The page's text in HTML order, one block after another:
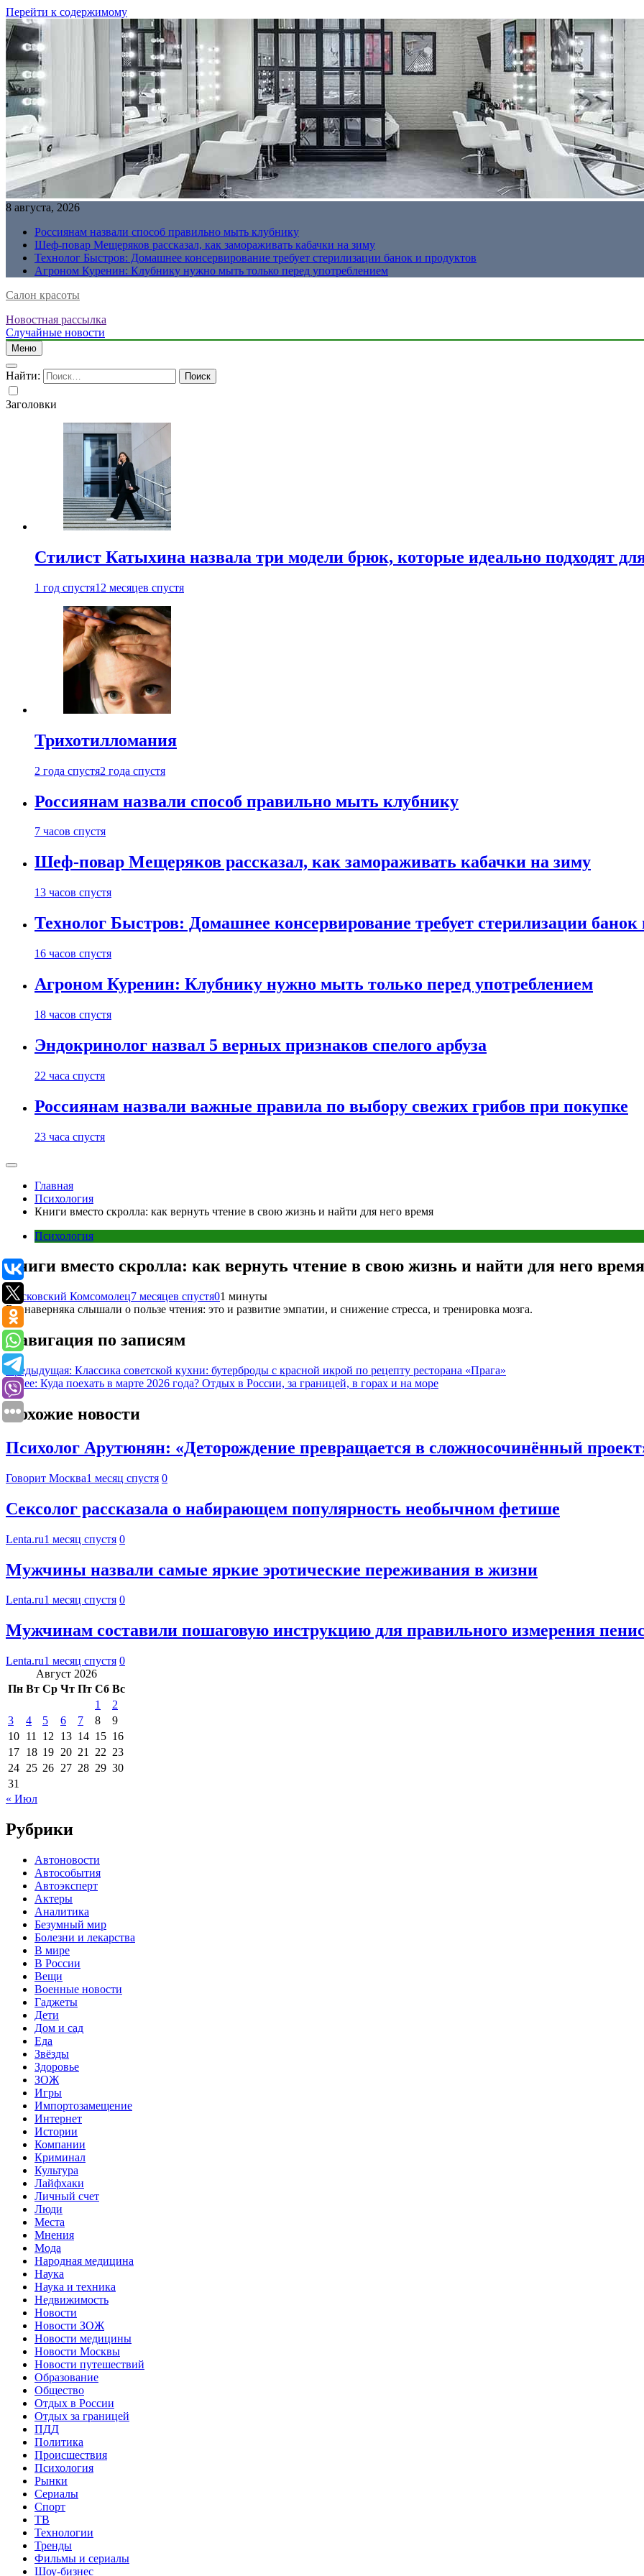
Перейти к содержимому
8 августа, 2026
Россиянам назвали способ правильно мыть клубнику
Шеф-повар Мещеряков рассказал, как замораживать кабачки на зиму
Технолог Быстров: Домашнее консервирование требует стерилизации банок и продуктов
Агроном Куренин: Клубнику нужно мыть только перед употреблением
Салон красоты
Новостная рассылка
Случайные новости
Меню
Найти:
Заголовки
Стилист Катыхина назвала три модели брюк, которые идеально подходят
1 год спустя12 месяцев спустя
Трихотилломания
2 года спустя2 года спустя
Россиянам назвали способ правильно мыть клубнику
7 часов спустя
Шеф-повар Мещеряков рассказал, как замораживать кабачки на зиму
13 часов спустя
Технолог Быстров: Домашнее консервирование требует стерилизации банок
16 часов спустя
Агроном Куренин: Клубнику нужно мыть только перед употреблением
18 часов спустя
Эндокринолог назвал 5 верных признаков спелого арбуза
22 часа спустя
Россиянам назвали важные правила по выбору свежих грибов при покупке
23 часа спустя
Главная
Психология
Книги вместо скролла: как вернуть чтение в свою жизнь и найти для него время
Психология
Книги вместо скролла: как вернуть чтение в свою жизнь и найти для него время
Московский Комсомолец7 месяцев спустя01 минуты
Вы наверняка слышали о пользе чтения: это и развитие эмпатии, и снижение стресса, и тренировка мозга.
Навигация по записям
Предыдущая: Классика советской кухни: бутерброды с красной икрой по рецепту ресторана «Прага»
Далее: Куда поехать в марте 2026 года? Отдых в России, за границей, в горах и на море
Похожие новости
Психолог Арутюнян: «Деторождение превращается в сложносочинённый
Говорит Москва1 месяц спустя 0
Сексолог рассказала о набирающем популярность необычном фетише
Lenta.ru1 месяц спустя 0
Мужчины назвали самые яркие эротические переживания в жизни
Lenta.ru1 месяц спустя 0
Мужчинам составили пошаговую инструкцию для правильного измерения
Lenta.ru1 месяц спустя 0
Август 2026
Пн Вт Ср Чт Пт Сб Вс
1
2
3
4 5 6 7 8
9
10 11 12 13 14 15 16
17 18 19 20 21 22 23
24 25 26 27 28 29 30
31
« Июл
Рубрики
Автоновости
Автособытия
Автоэксперт
Актеры
Аналитика
Безумный мир
Болезни и лекарства
В мире
В России
Вещи
Военные новости
Гаджеты
Дети
Дом и сад
Еда
Звёзды
Здоровье
ЗОЖ
Игры
Импортозамещение
Интернет
Истории
Компании
Криминал
Культура
Лайфхаки
Личный счет
Люди
Места
Мнения
Мода
Народная медицина
Наука
Наука и техника
Недвижимость
Новости
Новости ЗОЖ
Новости медицины
Новости Москвы
Новости путешествий
Образование
Общество
Отдых в России
Отдых за границей
ПДД
Политика
Происшествия
Психология
Рынки
Сериалы
Спорт
ТВ
Технологии
Тренды
Фильмы и сериалы
Шоу-бизнес